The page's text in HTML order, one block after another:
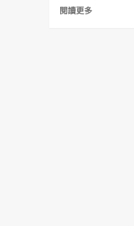
閱讀更多Read